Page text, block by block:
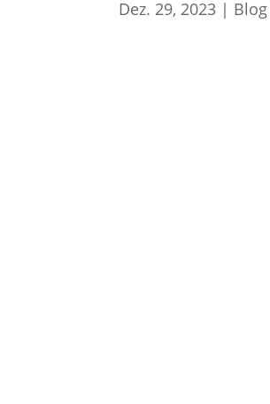
Dez. 29, 2023 | Blog